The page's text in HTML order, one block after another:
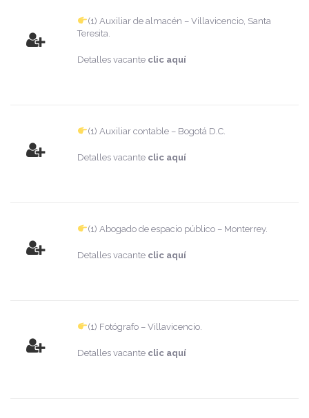
(1) Auxiliar de almacén – Villavicencio, Santa
Teresita.
Detalles vacante clic aquí
(1) Auxiliar contable – Bogotá D.C.
Detalles vacante clic aquí
(1) Abogado de espacio público – Monterrey.
Detalles vacante clic aquí
(1) Fotógrafo – Villavicencio.
Detalles vacante clic aquí